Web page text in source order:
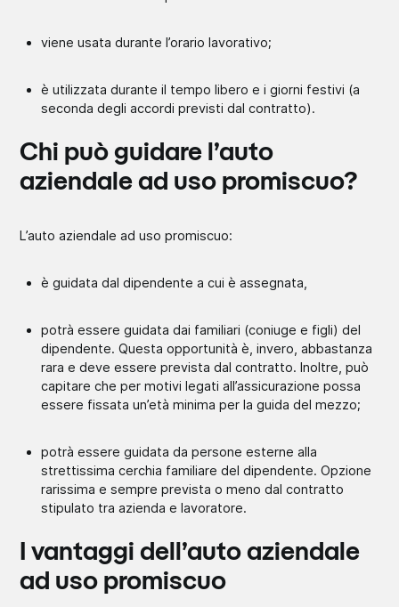
viene usata durante l’orario lavorativo;
è utilizzata durante il tempo libero e i giorni festivi (a
seconda degli accordi previsti dal contratto).
Chi può guidare l’auto
aziendale ad uso promiscuo?
L’auto aziendale ad uso promiscuo:
è guidata dal dipendente a cui è assegnata,
potrà essere guidata dai familiari (coniuge e figli) del
dipendente. Questa opportunità è, invero, abbastanza
rara e deve essere prevista dal contratto. Inoltre, può
capitare che per motivi legati all’assicurazione possa
essere fissata un’età minima per la guida del mezzo;
potrà essere guidata da persone esterne alla
strettissima cerchia familiare del dipendente. Opzione
rarissima e sempre prevista o meno dal contratto
stipulato tra azienda e lavoratore.
I vantaggi dell’auto aziendale
ad uso promiscuo